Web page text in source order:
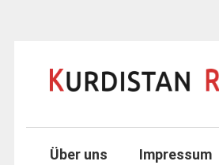
Über uns Impressum